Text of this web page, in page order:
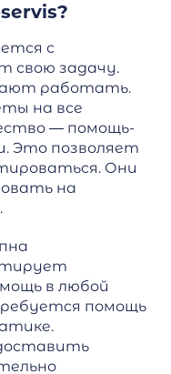
с
свою задачу.
работать.
на все
— помощь-
Это позволяет
Они
на
в любой
помощь